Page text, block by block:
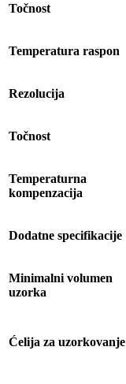
Točnost
Temperatura raspon
Rezolucija
Točnost
Temperaturna
kompenzacija
Dodatne specifikacije
Minimalni volumen
uzorka
Ćelija za uzorkovanje